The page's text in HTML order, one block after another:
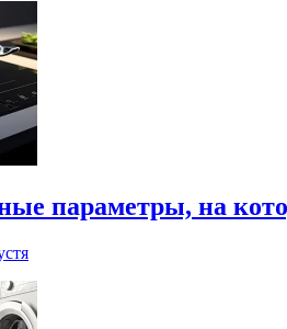
параметры, на